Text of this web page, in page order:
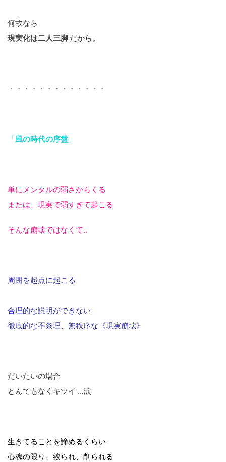
何故なら
現実化は二人三脚 だから。
・・・・・・・・・・・・・
「風の時代の序盤 」
単にメンタルの弱さからくる
または、現実で弱すぎて起こる
そんな崩壊ではなくて‥
周囲を起点に起こる
合理的な説明ができない
徹底的な不条理、無秩序な《現実崩壊》
だいたいの場合
とんでもなくキツイ ...涙
生きてることを諦めるくらい
心魂の限り、絞られ、削られる